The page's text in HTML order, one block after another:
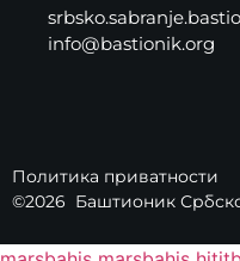
info@bastionik.org
Политика приватности
©2026 Баштионик